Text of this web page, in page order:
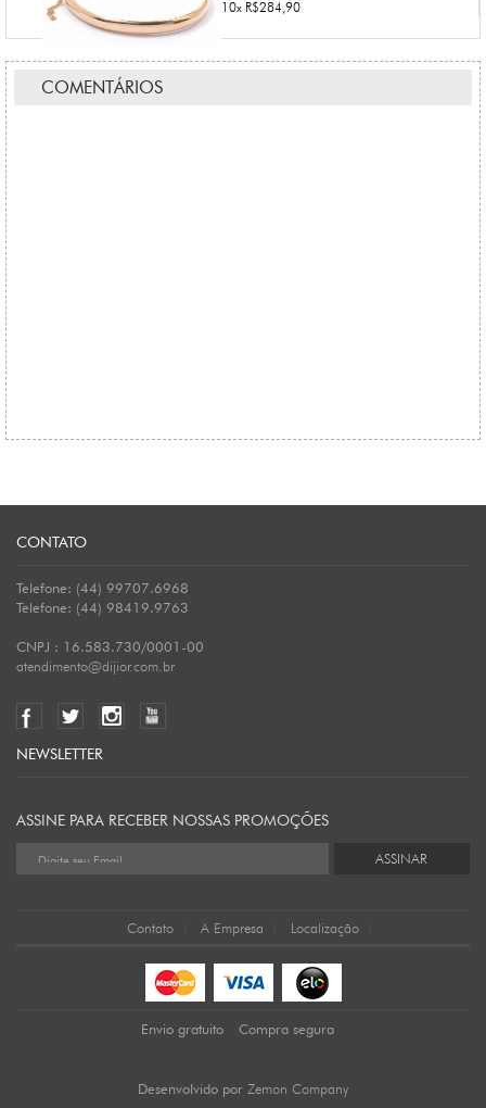
10x R$284,90
COMENTÁRIOS
CONTATO
Telefone: (44) 99707.6968
Telefone: (44) 98419.9763
CNPJ : 16.583.730/0001-00
atendimento@dijior.com.br
NEWSLETTER
ASSINE PARA RECEBER NOSSAS PROMOÇÕES
ASSINAR
Contato A Empresa Localização
Envio gratuito Compra segura
Desenvolvido por Zemon Company